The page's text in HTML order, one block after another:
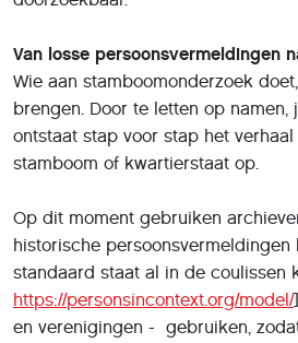
Van losse persoonsvermeldingen
Wie aan stamboomonderzoek
brengen. Door te letten op
ontstaat stap voor stap het
stamboom of kwartierstaat op.
Op dit moment gebruiken
historische
standaard staat al in de coulissen
https://personsincontext.org/model/
en verenigingen - gebruiken,